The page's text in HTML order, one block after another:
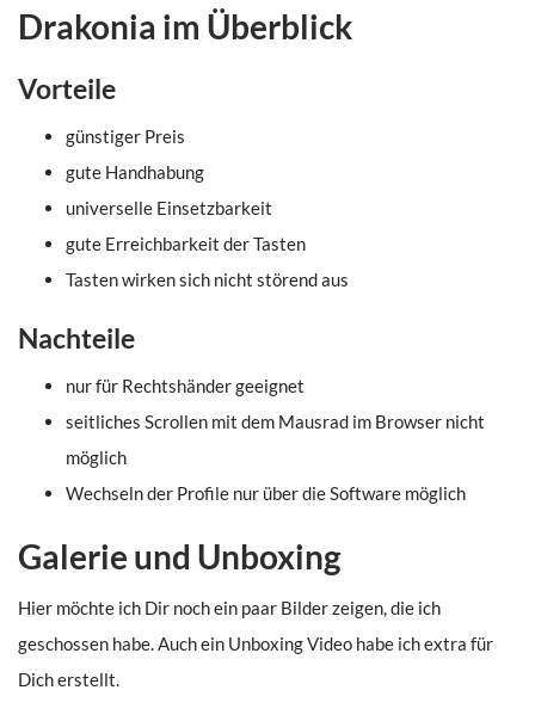
Drakonia im Überblick
Vorteile
günstiger Preis
gute Handhabung
universelle Einsetzbarkeit
gute Erreichbarkeit der Tasten
Tasten wirken sich nicht störend aus
Nachteile
nur für Rechtshänder geeignet
seitliches Scrollen mit dem Mausrad im Browser nicht
möglich
Wechseln der Profile nur über die Software möglich
Galerie und Unboxing
Hier möchte ich Dir noch ein paar Bilder zeigen, die ich
geschossen habe. Auch ein Unboxing Video habe ich extra für
Dich erstellt.